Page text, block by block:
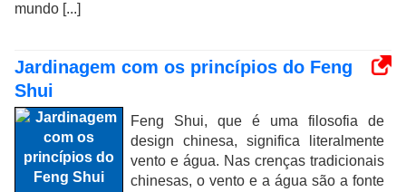
mundo [...]
Jardinagem com os princípios do Feng
Shui
Feng Shui, que é uma filosofia de
design chinesa, significa literalmente
vento e água. Nas crenças tradicionais
chinesas, o vento e a água são a fonte